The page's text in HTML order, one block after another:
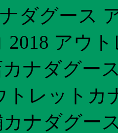
ダグース
2018 アウ
ナダグー
トレットカ
ナダグー